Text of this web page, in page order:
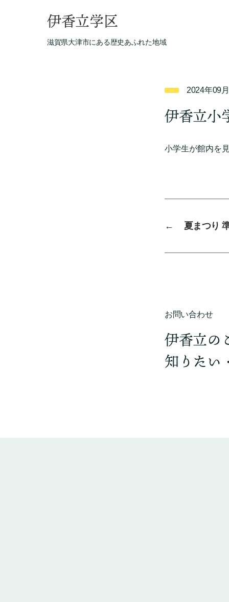
伊香立学区
滋賀県大津市にある歴史あふれた地域
2024年09
伊香立小
小学生が館内を
← 夏まつり
お問い合わせ
伊香立の
知りたい